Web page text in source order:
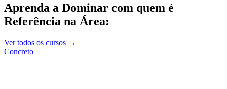
Aprenda a Dominar com quem é
Referência na Área:
Ver todos os cursos →
Concreto